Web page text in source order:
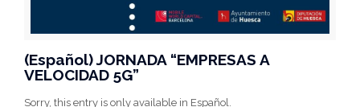
(Español) JORNADA “EMPRESAS A
VELOCIDAD 5G”
Sorry, this entry is only available in Español.